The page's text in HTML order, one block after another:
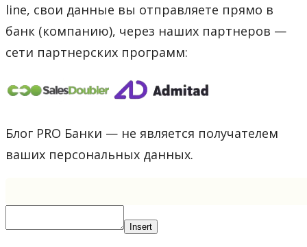
line, свои данные вы отправляете прямо в
банк (компанию), через наших партнеров —
сети партнерских программ:
Блог PRO Банки — не является получателем
ваших персональных данных.
Insert